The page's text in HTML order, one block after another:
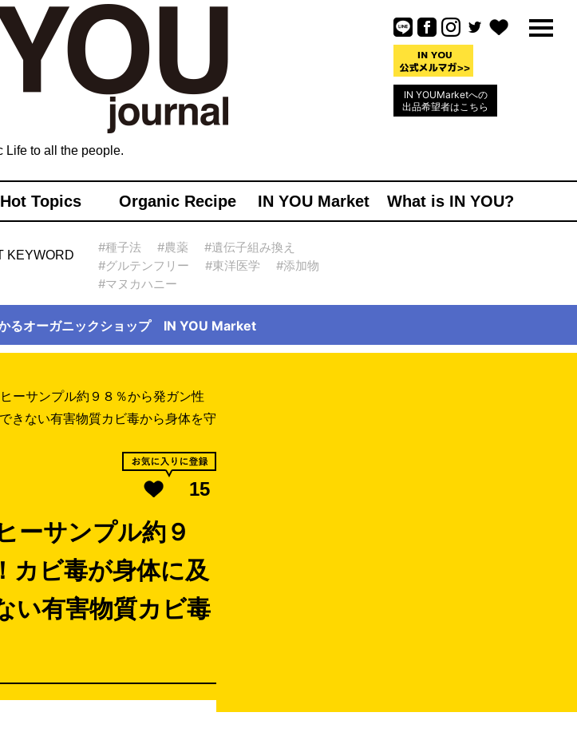
IN YOUMarketへの
出品希望者はこちら
Life to all the people.
Hot Topics Organic Recipe IN YOU Market What is IN YOU?
KEYWORD
#種子法 #農薬
#遺伝子組み換え
#グルテンフリー
#東洋医学
#添加物
#マヌカハニー
るオーガニックショップ IN YOU Market
ーサンプル約９８％から発ガン性
きない有害物質カビ毒から身体を守
15
ーサンプル約９
カビ毒が身体に及
い有害物質カビ毒